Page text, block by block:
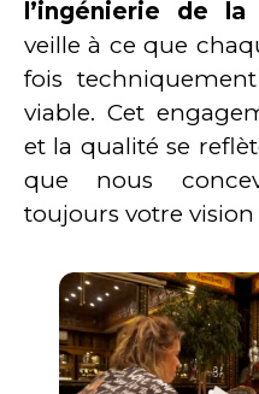
l’ingénierie de la
veille à ce que
fois
viable. Cet
et la qualité se
que nous
toujours votre